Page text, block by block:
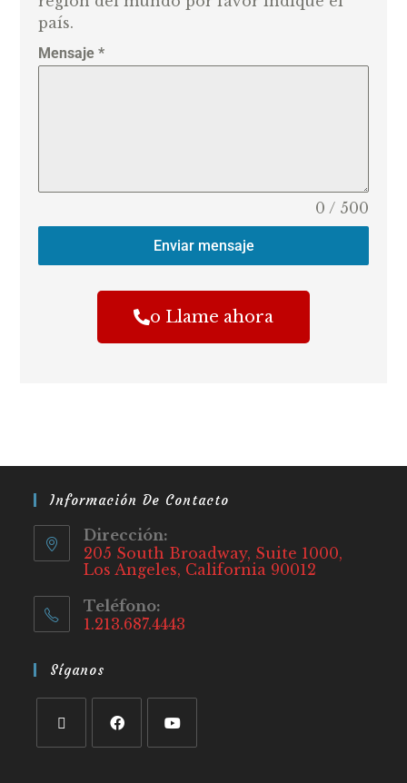
país.
Mensaje*
0 / 500
Enviar mensaje
o Llame ahora
Información De Contacto
Dirección:
205 South Broadway, Suite 1000,
Los Angeles, California 90012
Teléfono:
1.213.687.4443
Síganos